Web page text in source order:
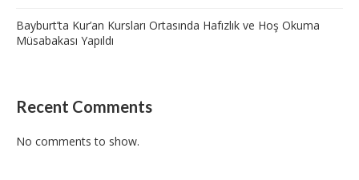
Bayburt’ta Kur’an Kursları Ortasında Hafızlık ve Hoş Okuma
Müsabakası Yapıldı
Recent Comments
No comments to show.